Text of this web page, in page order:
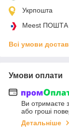
Укрпошта
Meest ПОШТА
Всі умови
Умови оплати
Ви отримаєте
або гроші
Детальніше